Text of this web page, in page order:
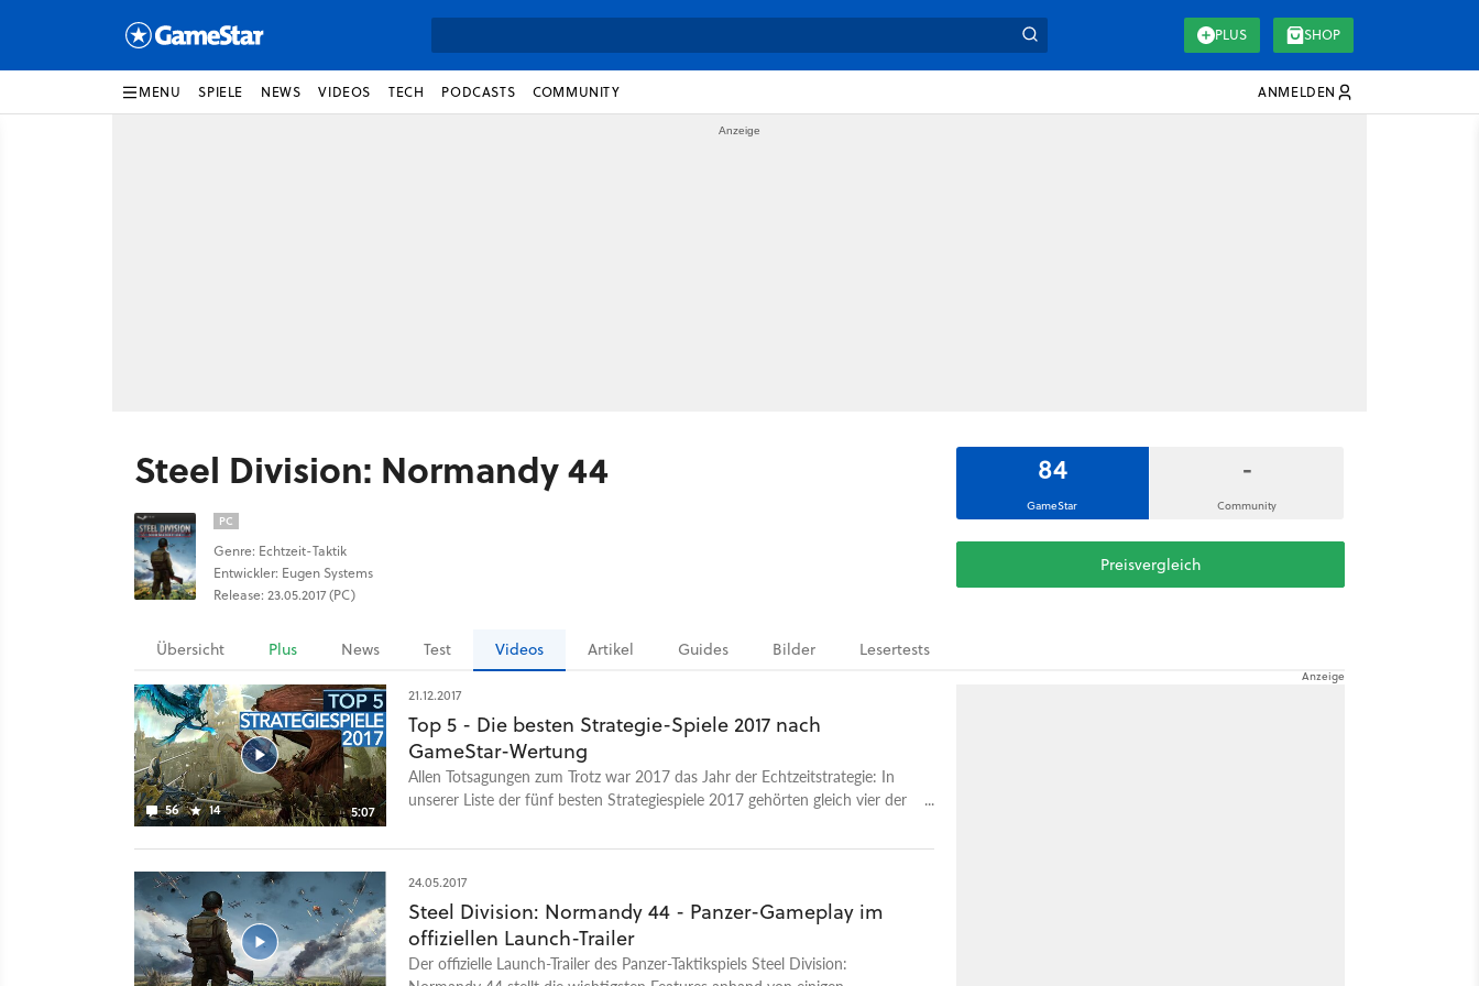
PLUS SHOP
MENU SPIELE NEWS VIDEOS TECH PODCASTS COMMUNITY ANMELDEN
Steel Division: Normandy 44
PC
Genre: Echtzeit-Taktik
Entwickler: Eugen Systems
Release: 23.05.2017 (PC)
84
GameStar
-
Community
Preisvergleich
Übersicht Plus News Test Videos Artikel Guides Bilder Lesertests
56 14 5:07
21.12.2017
Top 5 - Die besten Strategie-Spiele 2017 nach
GameStar-Wertung
Allen Totsagungen zum Trotz war 2017 das Jahr der Echtzeitstrategie: In
unserer Liste der fünf besten Strategiespiele 2017 gehörten gleich vier der
vollends. Zwar kehrten mit Spielen wie Dawn of War 3 und Halo Wars 2
Erfolg verbuchen. Dennoch gab es viel, über das sich Strategen 2017
freuen konnten. Total War: Warhammer 2 lieferte die besten Fantasy-
Schlachten, die wir je gespielt haben, und Steel Division: Normandy 44
erwies sich als Geheimtipp für Profi-Feldherren. Für Rundentaktiker fiel die
24.05.2017
Steel Division: Normandy 44 - Panzer-Gameplay im
offiziellen Launch-Trailer
Der offizielle Launch-Trailer des Panzer-Taktikspiels Steel Division: